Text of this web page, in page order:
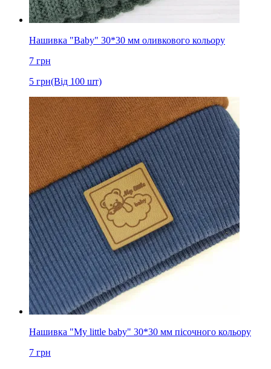
Нашивка "Baby" 30*30 мм оливкового кольору
7 грн
5 грн(Від 100 шт)
Нашивка "My little baby" 30*30 мм пісочного кольору
7 грн